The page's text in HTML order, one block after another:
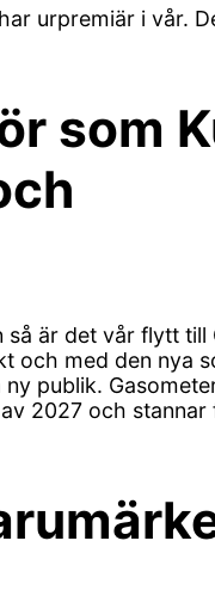
urpremiär i vår.
som
så är det vår flytt till
och med den nya
publik.
2027 och